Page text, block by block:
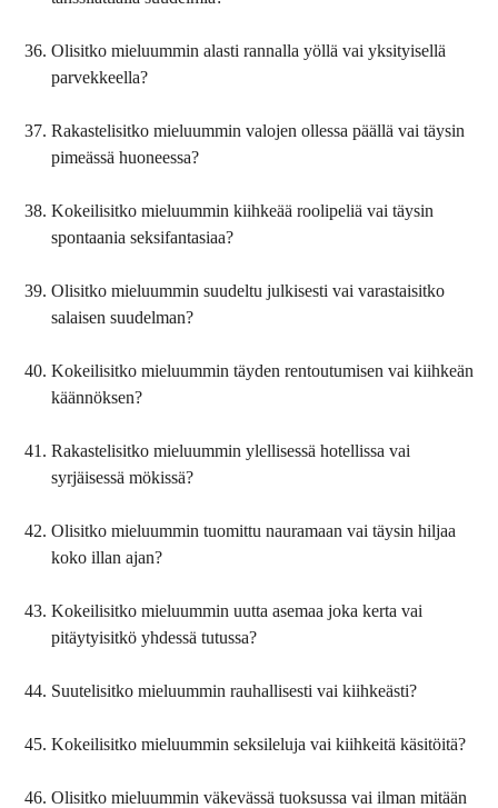
Olisitko mieluummin alasti rannalla yöllä vai yksityisellä
parvekkeella?
Rakastelisitko mieluummin valojen ollessa päällä vai täysin
pimeässä huoneessa?
Kokeilisitko mieluummin kiihkeää roolipeliä vai täysin
spontaania seksifantasiaa?
Olisitko mieluummin suudeltu julkisesti vai varastaisitko
salaisen suudelman?
Kokeilisitko mieluummin täyden rentoutumisen vai kiihkeän
käännöksen?
Rakastelisitko mieluummin ylellisessä hotellissa vai
syrjäisessä mökissä?
Olisitko mieluummin tuomittu nauramaan vai täysin hiljaa
koko illan ajan?
Kokeilisitko mieluummin uutta asemaa joka kerta vai
pitäytyisitkö yhdessä tutussa?
Suutelisitko mieluummin rauhallisesti vai kiihkeästi?
Kokeilisitko mieluummin seksileluja vai kiihkeitä käsitöitä?
Olisitko mieluummin väkevässä tuoksussa vai ilman mitään